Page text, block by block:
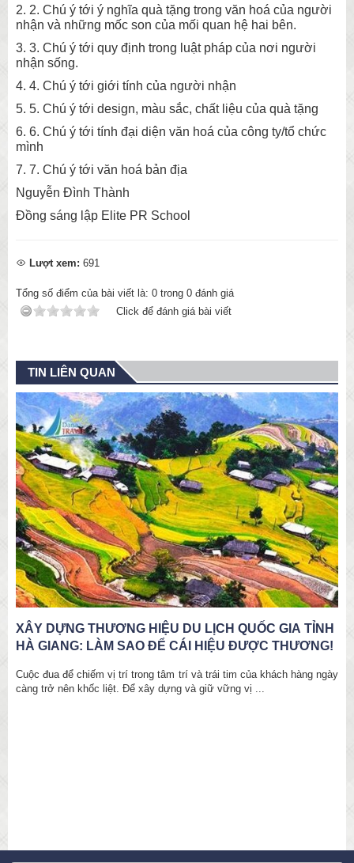
2. 2. Chú ý tới ý nghĩa quà tặng trong văn hoá của người
nhận và những mốc son của mối quan hệ hai bên.
3. 3. Chú ý tới quy định trong luật pháp của nơi người
nhận sống.
4. 4. Chú ý tới giới tính của người nhận
5. 5. Chú ý tới design, màu sắc, chất liệu của quà tặng
6. 6. Chú ý tới tính đại diện văn hoá của công ty/tổ chức
mình
7. 7. Chú ý tới văn hoá bản địa
Nguyễn Đình Thành
Đồng sáng lập Elite PR School
Lượt xem: 691
Tổng số điểm của bài viết là: 0 trong 0 đánh giá
Click để đánh giá bài viết
TIN LIÊN QUAN
DÒNG MEKONG VÀ NHÀ NHIẾP ẢNH
Cảnh vật đối thoại với con người, chân dung cận cảnh chan hòa với
một bức ảnh panorama. Mỗi bức ảnh đưa người xem đến với nỗi
niềm thầm kín của một ...